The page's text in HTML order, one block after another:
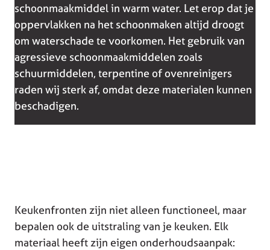
schoonmaakmiddel in warm water. Let erop dat je
oppervlakken na het schoonmaken altijd droogt
om waterschade te voorkomen. Het gebruik van
agressieve schoonmaakmiddelen zoals
schuurmiddelen, terpentine of ovenreinigers
raden wij sterk af, omdat deze materialen kunnen
beschadigen.
Keukenfronten zijn niet alleen functioneel, maar
bepalen ook de uitstraling van je keuken. Elk
materiaal heeft zijn eigen onderhoudsaanpak: